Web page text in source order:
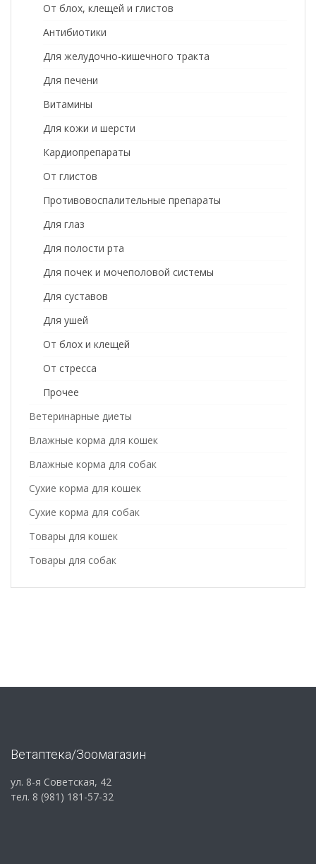
От блох, клещей и глистов
Антибиотики
Для желудочно-кишечного тракта
Для печени
Витамины
Для кожи и шерсти
Кардиопрепараты
От глистов
Противовоспалительные препараты
Для глаз
Для полости рта
Для почек и мочеполовой системы
Для суставов
Для ушей
От блох и клещей
От стресса
Прочее
Ветеринарные диеты
Влажные корма для кошек
Влажные корма для собак
Сухие корма для кошек
Сухие корма для собак
Товары для кошек
Товары для собак
Ветаптека/Зоомагазин
ул. 8-я Советская, 42
тел. 8 (981) 181-57-32